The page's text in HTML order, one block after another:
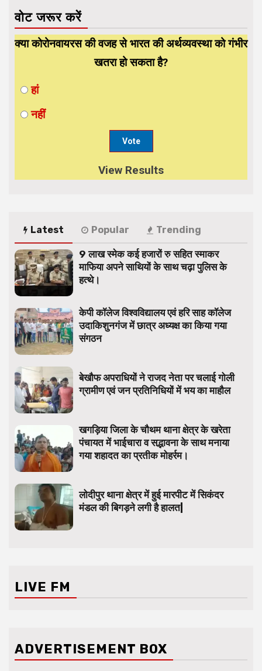
वोट जरूर करें
क्या कोरोनवायरस की वजह से भारत की अर्थव्यवस्था को गंभीर
खतरा हो सकता है?
हां
नहीं
View Results
Latest Popular Trending
9 लाख स्मेक कई हजारों रु सहित स्माकर
माफिया अपने साथियों के साथ चढ़ा पुलिस के
हत्थे।
केपी कॉलेज विश्वविद्यालय एवं हरि साह कॉलेज
उदाकिशुनगंज में छात्र अध्यक्ष का किया गया
संगठन
बेखौफ अपराधियों ने राजद नेता पर चलाई गोली
ग्रामीण एवं जन प्रतिनिधियों में भय का माहौल
खगड़िया जिला के चौथम थाना क्षेत्र के खरेता
पंचायत में भाईचारा व सद्भावना के साथ मनाया
गया शहादत का प्रतीक मोहर्रम।
लोदीपुर थाना क्षेत्र में हुई मारपीट में सिकंदर
मंडल की बिगड़ने लगी है हालत|
LIVE FM
ADVERTISEMENT BOX